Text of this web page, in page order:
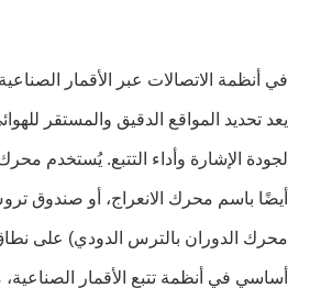
في أنظمة الاتصالات عبر الأقمار
يعد تحديد المواقع الدقيق والمستقر
لجودة الإشارة وأداء التتبع. يُستخدم
أيضًا باسم محرك الانعراج، أو صندوق
محرك الدوران بالترس الدودي) على
أساسي في أنظمة تتبع الأقمار